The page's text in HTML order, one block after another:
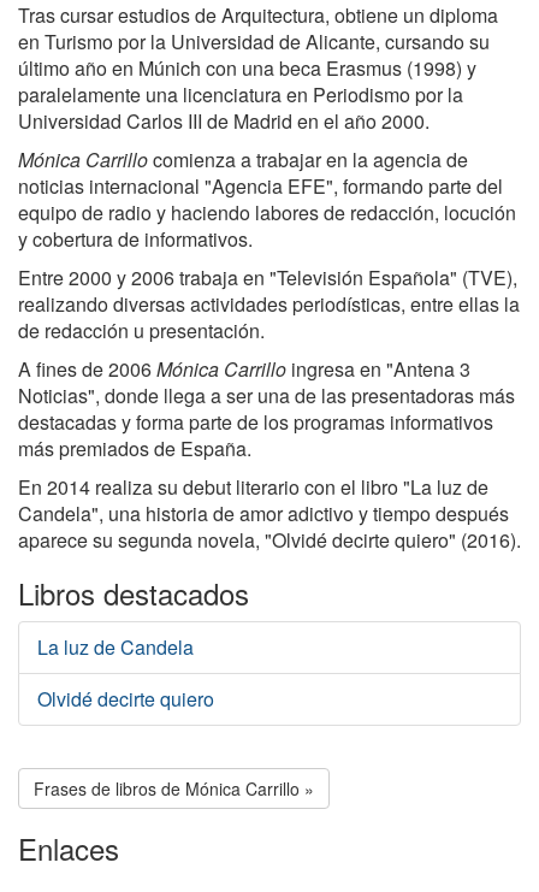
Tras cursar estudios de Arquitectura, obtiene un diploma
en Turismo por la Universidad de Alicante, cursando su
último año en Múnich con una beca Erasmus (1998) y
paralelamente una licenciatura en Periodismo por la
Universidad Carlos III de Madrid en el año 2000.
Mónica Carrillocomienza a trabajar en la agencia de
noticias internacional "Agencia EFE", formando parte del
equipo de radio y haciendo labores de redacción, locución
y cobertura de informativos.
Entre 2000 y 2006 trabaja en "Televisión Española" (TVE),
realizando diversas actividades periodísticas, entre ellas la
de redacción u presentación.
A fines de 2006Mónica Carrillo ingresa en "Antena 3
Noticias", donde llega a ser una de las presentadoras más
destacadas y forma parte de los programas informativos
más premiados de España.
En 2014 realiza su debut literario con el libro "La luz de
Candela", una historia de amor adictivo y tiempo después
aparece su segunda novela, "Olvidé decirte quiero" (2016).
Libros destacados
La luz de Candela
Olvidé decirte quiero
Frases de libros de Mónica Carrillo »
Enlaces